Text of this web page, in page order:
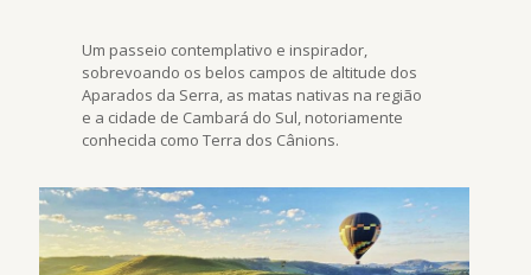
Um passeio contemplativo e inspirador,
sobrevoando os belos campos de altitude dos
Aparados da Serra, as matas nativas na região
e a cidade de Cambará do Sul, notoriamente
conhecida como Terra dos Cânions.